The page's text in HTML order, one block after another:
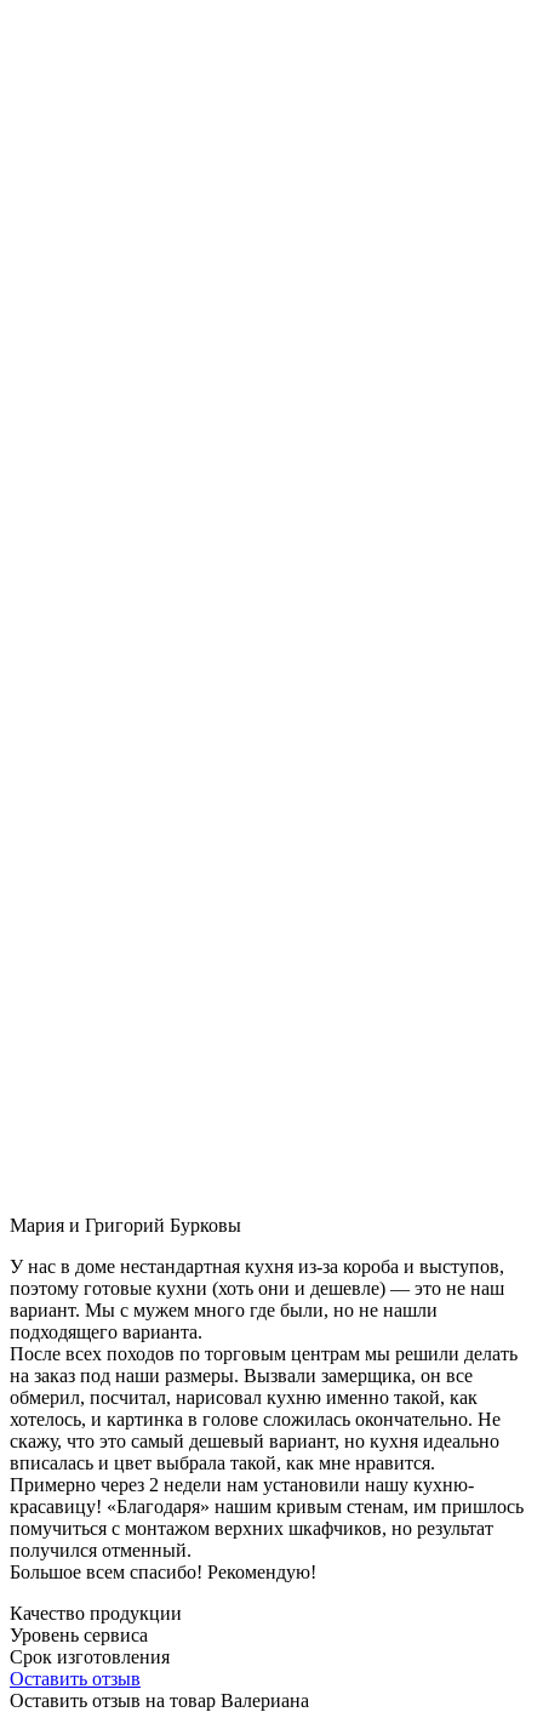
Мария и Григорий Бурковы
У нас в доме нестандартная кухня из-за короба и выступов,
поэтому готовые кухни (хоть они и дешевле) — это не наш
вариант. Мы с мужем много где были, но не нашли
подходящего варианта.
После всех походов по торговым центрам мы решили делать
на заказ под наши размеры. Вызвали замерщика, он все
обмерил, посчитал, нарисовал кухню именно такой, как
хотелось, и картинка в голове сложилась окончательно. Не
скажу, что это самый дешевый вариант, но кухня идеально
вписалась и цвет выбрала такой, как мне нравится.
Примерно через 2 недели нам установили нашу кухню-
красавицу! «Благодаря» нашим кривым стенам, им пришлось
помучиться с монтажом верхних шкафчиков, но результат
получился отменный.
Большое всем спасибо! Рекомендую!
Качество продукции
Уровень сервиса
Срок изготовления
Оставить отзыв
Оставить отзыв на товар Валериана